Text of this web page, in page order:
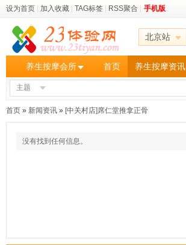
设为首页 加入收藏 TAG标签 RSS聚合 手机版
北京站
养生按摩会所 首页 养生按摩资讯
主题
首页 » 新闻资讯 » [中关村店]席仁堂推拿正骨
没有找到任何信息。